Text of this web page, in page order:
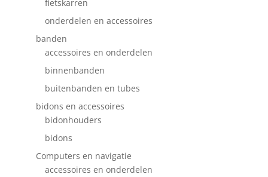
fietskarren
onderdelen en accessoires
banden
accessoires en onderdelen
binnenbanden
buitenbanden en tubes
bidons en accessoires
bidonhouders
bidons
Computers en navigatie
accessoires en onderdelen